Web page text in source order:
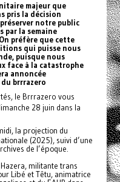
majeur que
pris la décision
notre public
par la semaine
préfère que cette
qui puisse nous
puisque nous
face à la catastrophe
annoncée
brrrazero
le Brrrazero vous
28 juin dans la
la projection du
(2025), suivi d’une
de l’époque.
militante trans
Libé et Têtu, animatrice